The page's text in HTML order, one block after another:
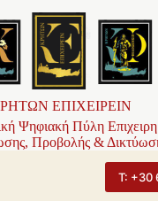
ΕΠΙΧΕΙΡΕΙΝ
Ψηφιακή Πύλη
Προβολής &
Τ: +30